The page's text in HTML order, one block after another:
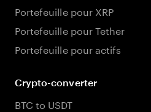
Portefeuille pour XRP
Portefeuille pour Tether
Portefeuille pour actifs
Crypto-converter
BTC to USDT